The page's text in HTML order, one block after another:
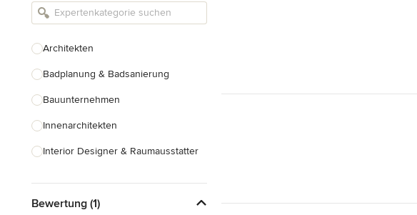
Architekten
Badplanung & Badsanierung
Bauunternehmen
Innenarchitekten
Interior Designer & Raumausstatter
Landschaftsarchitekten
Bewertung (1)